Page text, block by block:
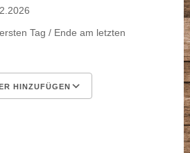
Tag / Ende am letzten
HINZUFÜGEN